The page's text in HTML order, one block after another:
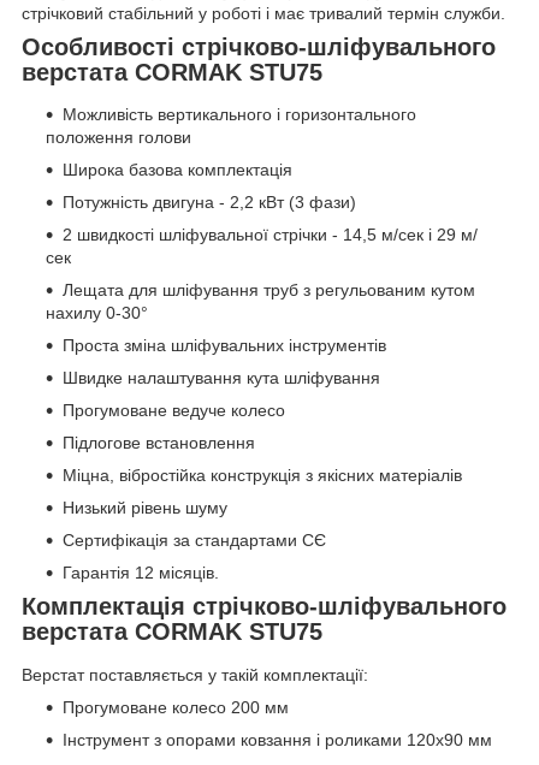
стрічковий стабільний у роботі і має тривалий термін служби.
Особливості стрічково-шліфувального
верстата CORMAK STU75
Можливість вертикального і горизонтального
положення голови
Широка базова комплектація
Потужність двигуна - 2,2 кВт (3 фази)
2 швидкості шліфувальної стрічки - 14,5 м/сек і 29 м/
сек
Лещата для шліфування труб з регульованим кутом
нахилу 0-30°
Проста зміна шліфувальних інструментів
Швидке налаштування кута шліфування
Прогумоване ведуче колесо
Підлогове встановлення
Міцна, вібростійка конструкція з якісних матеріалів
Низький рівень шуму
Сертифікація за стандартами СЄ
Гарантія 12 місяців.
Комплектація стрічково-шліфувального
верстата CORMAK STU75
Верстат поставляється у такій комплектації:
Прогумоване колесо 200 мм
Інструмент з опорами ковзання і роликами 120х90 мм